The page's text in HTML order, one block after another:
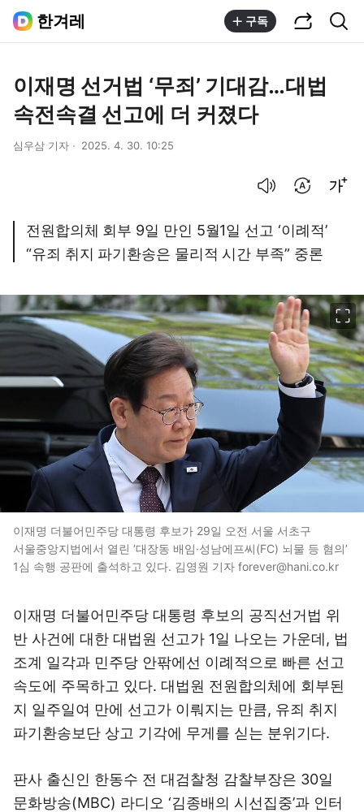
한겨레 구독
이재명 선거법 ‘무죄’ 기대감…대법
속전속결 선고에 더 커졌다
심우삼 기자 2025. 4. 30. 10:25
전원합의체 회부 9일 만인 5월1일 선고 ‘이례적’
“유죄 취지 파기환송은 물리적 시간 부족” 중론
이재명 더불어민주당 대통령 후보가 29일 오전 서울 서초구
서울중앙지법에서 열린 ‘대장동 배임·성남에프씨(FC) 뇌물 등 혐의’
1심 속행 공판에 출석하고 있다. 김영원 기자 forever@hani.co.kr
이재명 더불어민주당 대통령 후보의 공직선거법 위
반 사건에 대한 대법원 선고가 1일 나오는 가운데, 법
조계 일각과 민주당 안팎에선 이례적으로 빠른 선고
속도에 주목하고 있다. 대법원 전원합의체에 회부된
지 일주일여 만에 선고가 이뤄지는 만큼, 유죄 취지
파기환송보단 상고 기각에 무게를 싣는 분위기다.
판사 출신인 한동수 전 대검찰청 감찰부장은 30일
문화방송(MBC) 라디오 ‘김종배의 시선집중’과 인터